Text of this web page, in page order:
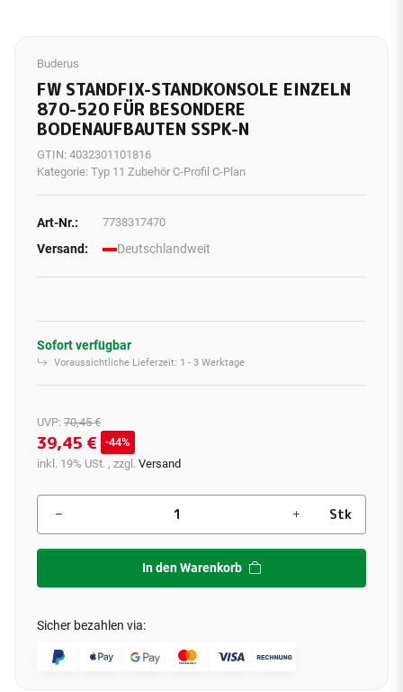
Buderus
FW STANDFIX-STANDKONSOLE EINZELN
870-520 FÜR BESONDERE
BODENAUFBAUTEN SSPK-N
GTIN: 4032301101816
Kategorie: Typ 11 Zubehör C-Profil C-Plan
Art-Nr.: 7738317470
Versand: Deutschlandweit
Sofort verfügbar
Voraussichtliche Lieferzeit: 1 - 3 Werktage
UVP: 70,45 €
39,45 €
44%
inkl. 19% USt. , zzgl. Versand
Stk
In den Warenkorb
Sicher bezahlen via: